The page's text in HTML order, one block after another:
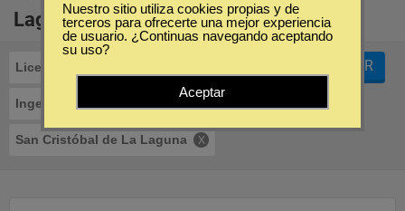
Laguna
(1)
Licenciaturas Ejecutivas
Ingeniería Agropecuaria
San Cristóbal de La Laguna
FILTRAR
Nuestro sitio utiliza cookies propias y de
terceros para ofrecerte una mejor experiencia
de usuario. ¿Continuas navegando aceptando
su uso?
Aceptar